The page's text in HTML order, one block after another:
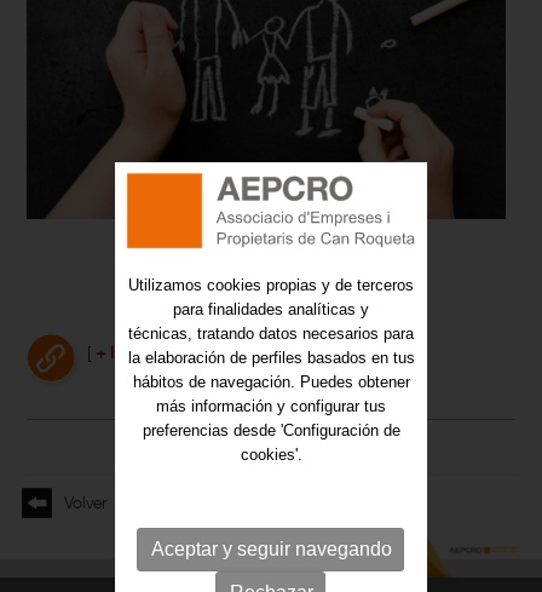
[ + Info]
Volver
Utilizamos cookies propias y de terceros
para finalidades analíticas y
técnicas, tratando datos necesarios para
la elaboración de perfiles basados en tus
hábitos de navegación. Puedes obtener
más información y configurar tus
preferencias desde 'Configuración de
cookies'.
Aceptar y seguir navegando